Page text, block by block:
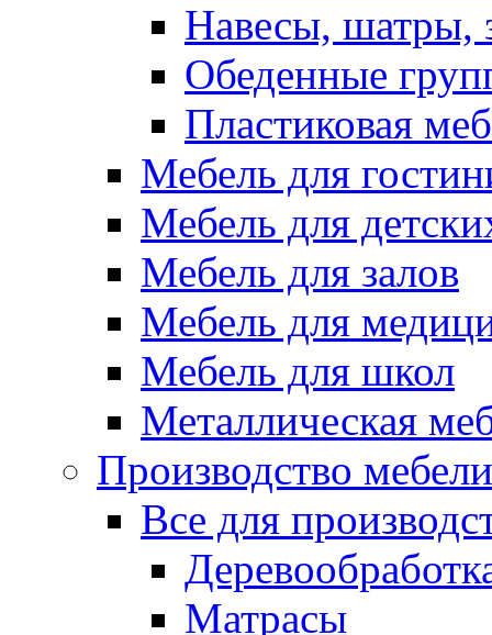
Навесы, шатры,
Обеденные
Пластиковая
Мебель для
Мебель для
Мебель для залов
Мебель для
Мебель для школ
Металлическая
Производство мебели
Все для
Матрасы